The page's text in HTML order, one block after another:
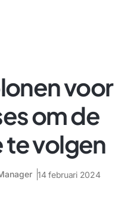
voor
om de
volgen
14 februari 2024